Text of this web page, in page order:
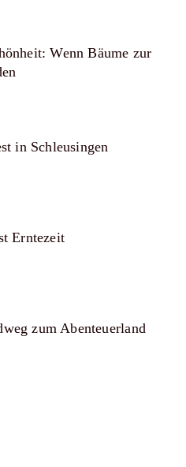
Wenn Bäume zur
in Schleusingen
Erntezeit
zum Abenteuerland